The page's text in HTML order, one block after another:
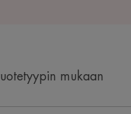
mukaan